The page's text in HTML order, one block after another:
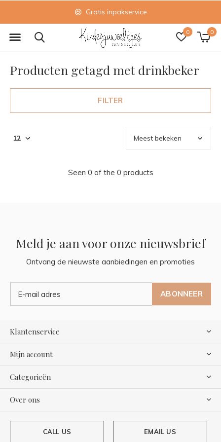
0 0
Gratis inpakservice
Producten getagd met drinkbeker
FILTER
Seen 0 of the 0 products
Meld je aan voor onze nieuwsbrief
Ontvang de nieuwste aanbiedingen en promoties
ABONNEER
Klantenservice
Mijn account
Categorieën
Over ons
CALL US EMAIL US